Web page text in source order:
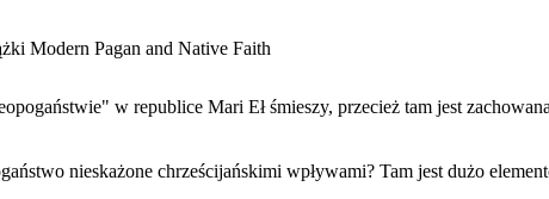
Modern Pagan and Native Faith
w republice Mari Eł śmieszy, przecież tam jest
nieskażone chrześcijańskimi wpływami? Tam jest dużo